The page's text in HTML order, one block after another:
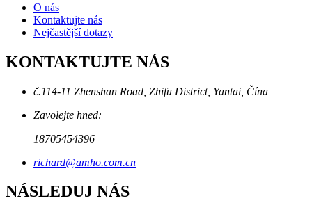
O nás
Kontaktujte nás
Nejčastější dotazy
KONTAKTUJTE NÁS
č.114-11 Zhenshan Road, Zhifu District, Yantai, Čína
Zavolejte hned:
18705454396
richard@amho.com.cn
NÁSLEDUJ NÁS